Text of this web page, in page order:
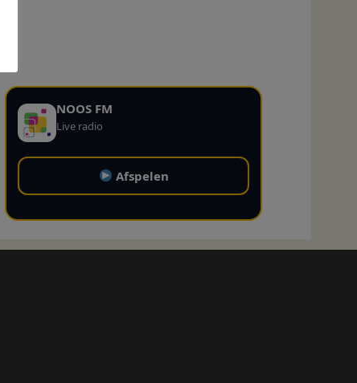
NOOS FM
Live radio
Afspelen